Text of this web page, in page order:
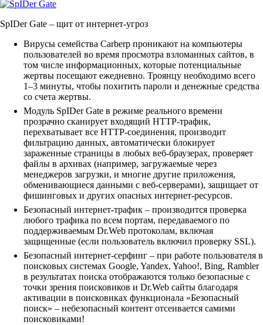
SpIDer Gate – щит от интернет-угроз
Вирусы семейства Carberp проникают на компьютеры
пользователей во время просмотра взломанных сайтов, в
том числе информационных, которые потенциальные
жертвы посещают ежедневно. Троянцу необходимо всего
1–3 минуты, чтобы похитить пароли и денежные средства
со счета жертвы.
Модуль SpIDer Gate в режиме реального времени
прозрачно сканирует входящий HTTP-трафик,
перехватывает все HTTP-соединения, производит
фильтрацию данных, автоматически блокирует
зараженные страницы в любых веб-браузерах, проверяет
файлы в архивах (например, загружаемые через
менеджеров загрузки, и многие другие приложения,
обменивающиеся данными с веб-серверами), защищает от
фишинговых и других опасных интернет-ресурсов.
Безопасный интернет-трафик – производится проверка
любого трафика по всем портам, передаваемого по
поддерживаемым Dr.Web протоколам, включая
защищенные (если пользователь включил проверку SSL).
Безопасный интернет-серфинг – при работе пользователя в
поисковых системах Google, Yandex, Yahoo!, Bing, Rambler
в результатах поиска отображаются только безопасные с
точки зрения поисковиков и Dr.Web сайты благодаря
активации в поисковиках функционала «Безопасный
поиск» – небезопасный контент отсеивается самими
поисковиками!